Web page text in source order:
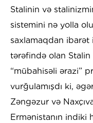
Stalinin və
sistemini nə yolla
saxlamaqdan ibarət
tərəfində olan Stalin
“mübahisəli ərazi”
vurğulamışdı ki,
Zəngəzur və
Ermənistanın indiki